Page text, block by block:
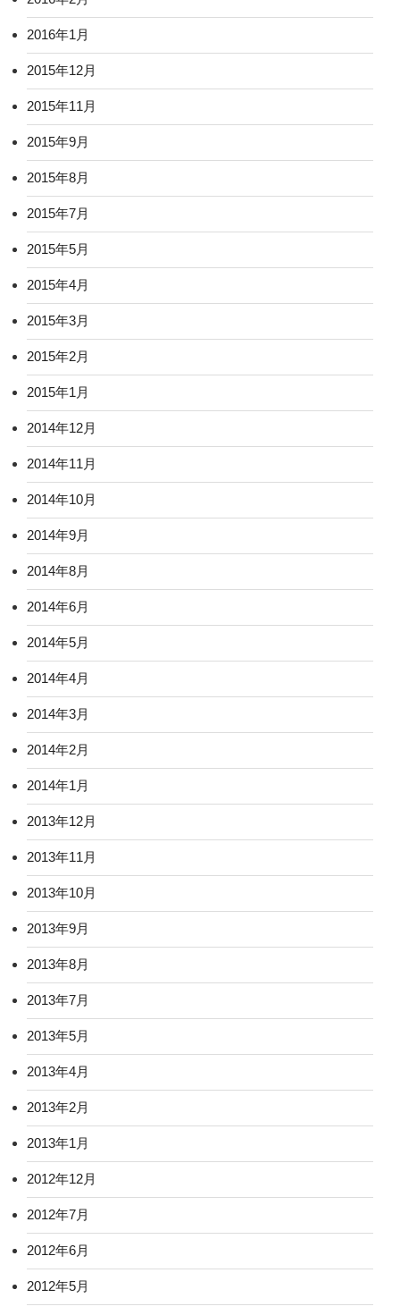
2016年1月
2015年12月
2015年11月
2015年9月
2015年8月
2015年7月
2015年5月
2015年4月
2015年3月
2015年2月
2015年1月
2014年12月
2014年11月
2014年10月
2014年9月
2014年8月
2014年6月
2014年5月
2014年4月
2014年3月
2014年2月
2014年1月
2013年12月
2013年11月
2013年10月
2013年9月
2013年8月
2013年7月
2013年5月
2013年4月
2013年2月
2013年1月
2012年12月
2012年7月
2012年6月
2012年5月